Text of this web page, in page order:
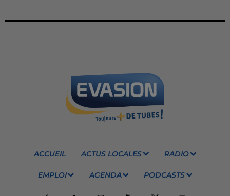
ACCUEIL ACTUS LOCALES RADIO
EMPLOI AGENDA PODCASTS